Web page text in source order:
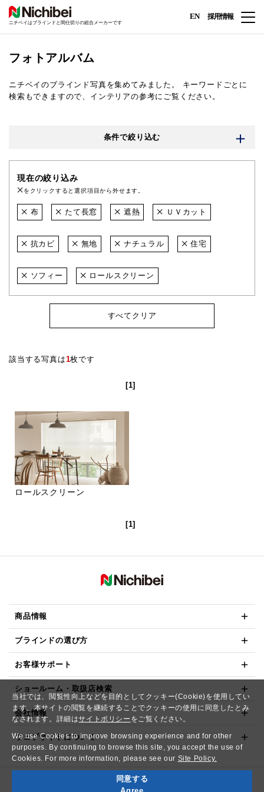
当社では、閲覧性向上などを目的としてクッキー(Cookie)を使用してい
ます。本サイトの閲覧を継続することでクッキーの使用に同意したとみ
なされます。詳細はサイトポリシー をご覧ください。
We use Cookies to improve browsing experience and for other
purposes. By continuing to browse this site, you accept the use of
Cookies. For more information, please see our Site Policy.
同意する
ニチベイはブラインドと間仕切りの総合メーカーです
EN 採用情報
フォトアルバム
ニチベイのブラインド写真を集めてみました。
キーワードごとに
検索もできますので、インテリアの参考にご覧ください。
条件で絞り込む
現在の絞り込み
をクリックすると選択項目から外せます。
布 たて長窓 遮熱 ＵＶカット
抗カビ 無地 ナチュラル 住宅
ソフィー ロールスクリーン
すべてクリア
該当する写真は1枚です
[1]
ロールスクリーン
[1]
商品情報
ブラインドの選び方
お客様サポート
ショールーム・取扱店検索
会社情報
ウェブサイトについて
Copyright© NICHIBEI CO.,LTD. All Rights Reserved.